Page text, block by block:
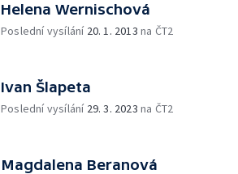
Helena Wernischová
Poslední vysílání 20. 1. 2013 na ČT2
Ivan Šlapeta
Poslední vysílání 29. 3. 2023 na ČT2
Magdalena Beranová